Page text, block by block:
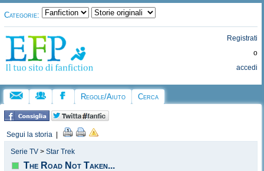
Categorie:
Registrati
o
accedi
Regole/Aiuto Cerca
Segui la storia
Serie TV > Star Trek
The Road Not Taken...